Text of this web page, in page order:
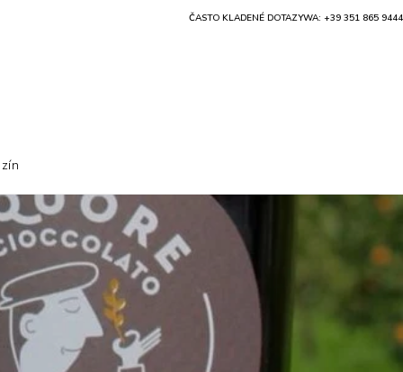
ČASTO KLADENÉ DOTAZYWA: +39 351 865 9444